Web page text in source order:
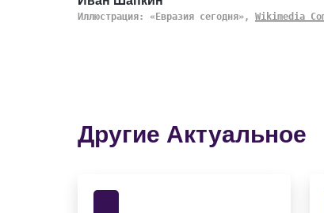
Иллюстрация: «Евразия сегодня», Wikimedia
Другие Актуальное